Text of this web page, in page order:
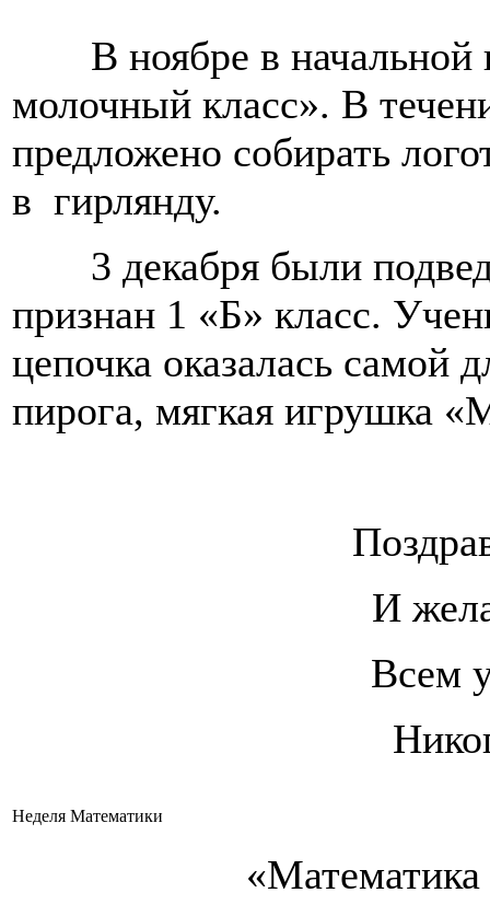
В ноябре в
молочный класс». В
предложено собирать
в гирлянду.
3 декабря были
признан 1 «Б» класс.
цепочка оказалась самой
пирога, мягкая игрушка
И
Всем
Неделя Математики